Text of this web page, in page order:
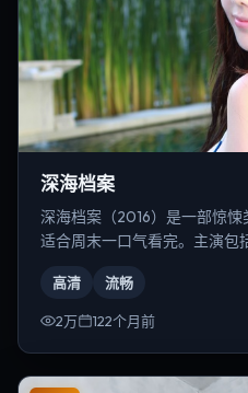
深海档案
深海档案（2016）是一部惊悚
适合周末一口气看完。主演包
高清 流畅
2万 122个月前